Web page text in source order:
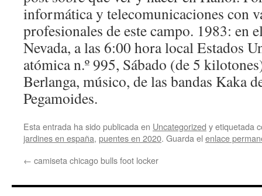
informática y telecomunicaciones con
profesionales de este campo. 1983: en
Nevada, a las 6:00 hora local Estados
atómica n.º 995, Sábado (de 5
Berlanga, músico, de las bandas Kaka
Pegamoides.
Esta entrada ha sido publicada en Uncategorized y etiquetada
jardines en españa, puentes en 2020. Guarda el enlace
← camiseta chicago bulls foot locker